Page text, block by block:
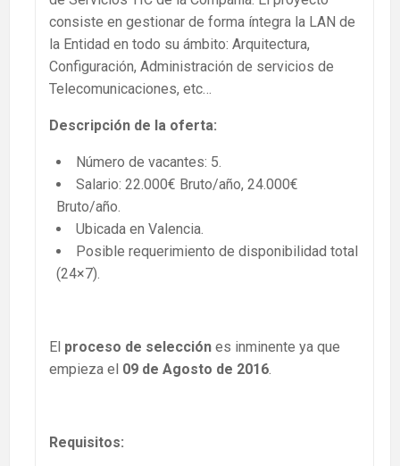
consiste en gestionar de forma íntegra la LAN de
la Entidad en todo su ámbito: Arquitectura,
Configuración, Administración de servicios de
Telecomunicaciones, etc…
Descripción de la oferta:
Número de vacantes: 5.
Salario: 22.000€ Bruto/año, 24.000€
Bruto/año.
Ubicada en Valencia.
Posible requerimiento de disponibilidad total
(24×7).
El proceso de selección es inminente ya que
empieza el 09 de Agosto de 2016.
Requisitos: